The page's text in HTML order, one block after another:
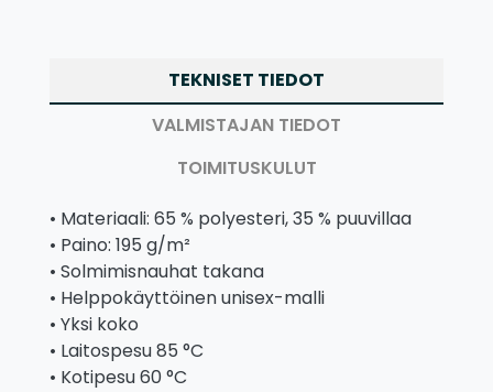
TEKNISET TIEDOT
VALMISTAJAN TIEDOT
TOIMITUSKULUT
• Materiaali: 65 % polyesteri, 35 % puuvillaa
• Paino: 195 g/m²
• Solmimisnauhat takana
• Helppokäyttöinen unisex-malli
• Yksi koko
• Laitospesu 85 °C
• Kotipesu 60 °C